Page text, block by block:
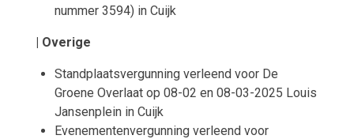
nummer 3594) in Cuijk
| Overige
Standplaatsvergunning verleend voor De
Groene Overlaat op 08-02 en 08-03-2025 Louis
Jansenplein in Cuijk
Evenementenvergunning verleend voor